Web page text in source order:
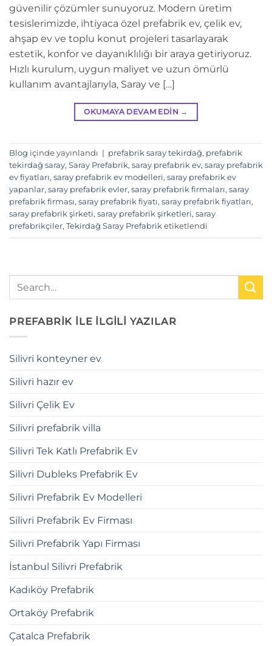
güvenilir çözümler sunuyoruz. Modern üretim
tesislerimizde, ihtiyaca özel prefabrik ev, çelik ev,
ahşap ev ve toplu konut projeleri tasarlayarak
estetik, konfor ve dayanıklılığı bir araya getiriyoruz.
Hızlı kurulum, uygun maliyet ve uzun ömürlü
kullanım avantajlarıyla, Saray ve […]
OKUMAYA DEVAM EDIN →
Blog içinde yayınlandı | prefabrik saray tekirdağ, prefabrik
tekirdağ saray, Saray Prefabrik, saray prefabrik ev, saray prefabrik
ev fiyatları, saray prefabrik ev modelleri, saray prefabrik ev
yapanlar, saray prefabrik evler, saray prefabrik firmaları, saray
prefabrik firması, saray prefabrik fiyatı, saray prefabrik fiyatları,
saray prefabrik şirketi, saray prefabrik şirketleri, saray
prefabrikçiler, Tekirdağ Saray Prefabrik etiketlendi
PREFABRİK İLE İLGİLİ YAZILAR
Silivri konteyner ev
Silivri hazır ev
Silivri Çelik Ev
Silivri prefabrik villa
Silivri Tek Katlı Prefabrik Ev
Silivri Dubleks Prefabrik Ev
Silivri Prefabrik Ev Modelleri
Silivri Prefabrik Ev Firması
Silivri Prefabrik Yapı Firması
İstanbul Silivri Prefabrik
Kadıköy Prefabrik
Ortaköy Prefabrik
Çatalca Prefabrik